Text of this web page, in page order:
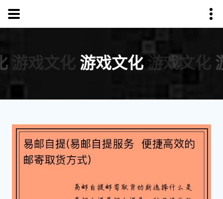
游戏文化 游戏文化 游戏文化